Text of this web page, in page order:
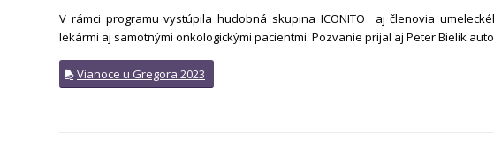
V rámci programu vystúpila hudobná skupina ICONITO aj členovia
lekármi aj samotnými onkologickými pacientmi. Pozvanie prijal aj Peter Bielik
Vianoce u Gregora 2023